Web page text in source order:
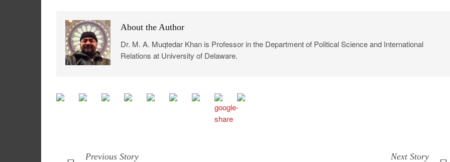
About the Author
Dr. M. A. Muqtedar Khan is Professor in the Department of Political Science and International
Relations at University of Delaware.
Previous Story
Next Story